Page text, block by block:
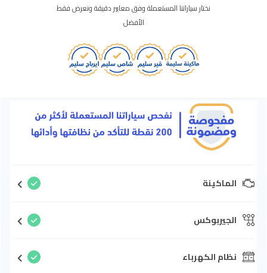
نختار سياراتنا المستعملة وفق معايير دقيقة ونعرض فقط
الأفضل
الماكينة
الجيربوكس
نظام الكهرباء